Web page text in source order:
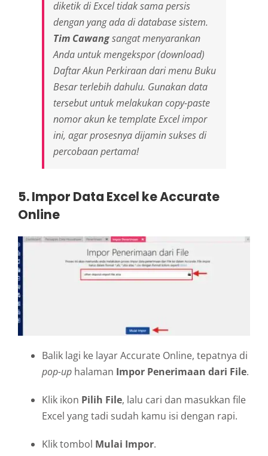
diketik di Excel tidak sama persis
dengan yang ada didatabasesistem.
Tim Cawangsangat menyarankan
Anda untuk mengekspor (download)
Daftar Akun Perkiraan dari menuBuku
Besarterlebih dahulu. Gunakan data
tersebut untuk melakukancopy-paste
nomor akun ke templateExcel impor
ini, agar prosesnya dijamin sukses di
percobaan pertama!
5. Impor Data Excel ke Accurate
Online
Balik lagi ke layar Accurate Online, tepatnya di
pop-up halaman Impor Penerimaan dari File.
Klik ikon Pilih File, lalu cari dan masukkan file
Excel yang tadi sudah kamu isi dengan rapi.
Klik tombol Mulai Impor.